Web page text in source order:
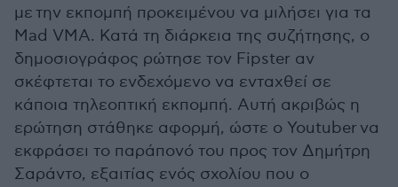
με την εκπομπή προκειμένου να μιλήσει για τα
Mad VMA. Κατά τη διάρκεια της συζήτησης, ο
δημοσιογράφος ρώτησε τον Fipster αν
σκέφτεται το ενδεχόμενο να ενταχθεί σε
κάποια τηλεοπτική εκπομπή. Αυτή ακριβώς η
ερώτηση στάθηκε αφορμή, ώστε ο Youtuber να
εκφράσει το παράπονό του προς τον Δημήτρη
Σαράντο, εξαιτίας ενός σχολίου που ο